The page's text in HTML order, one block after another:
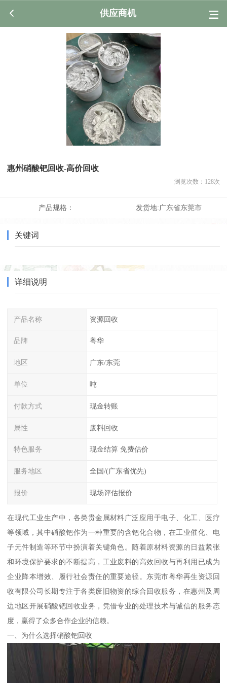
供应商机
惠州硝酸钯回收-高价回收
浏览次数： 128次
产品规格： 发货地:广东省东莞市
关键词
详细说明
产品名称 资源回收
品牌 粤华
地区 广东/东莞
单位 吨
付款方式 现金转账
属性 废料回收
特色服务 现金结算 免费估价
服务地区 全国/(广东省优先)
报价 现场评估报价
在现代工业生产中，各类贵金属材料广泛应用于电子、化工、医疗
等领域，其中硝酸钯作为一种重要的含钯化合物，在工业催化、电
子元件制造等环节中扮演着关键角色。随着原材料资源的日益紧张
和环境保护要求的不断提高，工业废料的高效回收与再利用已成为
企业降本增效、履行社会责任的重要途径。东莞市粤华再生资源回
收有限公司长期专注于各类废旧物资的综合回收服务，在惠州及周
边地区开展硝酸钯回收业务，凭借专业的处理技术与诚信的服务态
度，赢得了众多合作企业的信赖。
一、为什么选择硝酸钯回收